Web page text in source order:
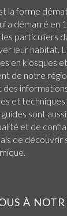
la forme
a démarré en
particuliers
leur habitat.
en kiosques
de notre
et
sont
et de
de découvrir
À